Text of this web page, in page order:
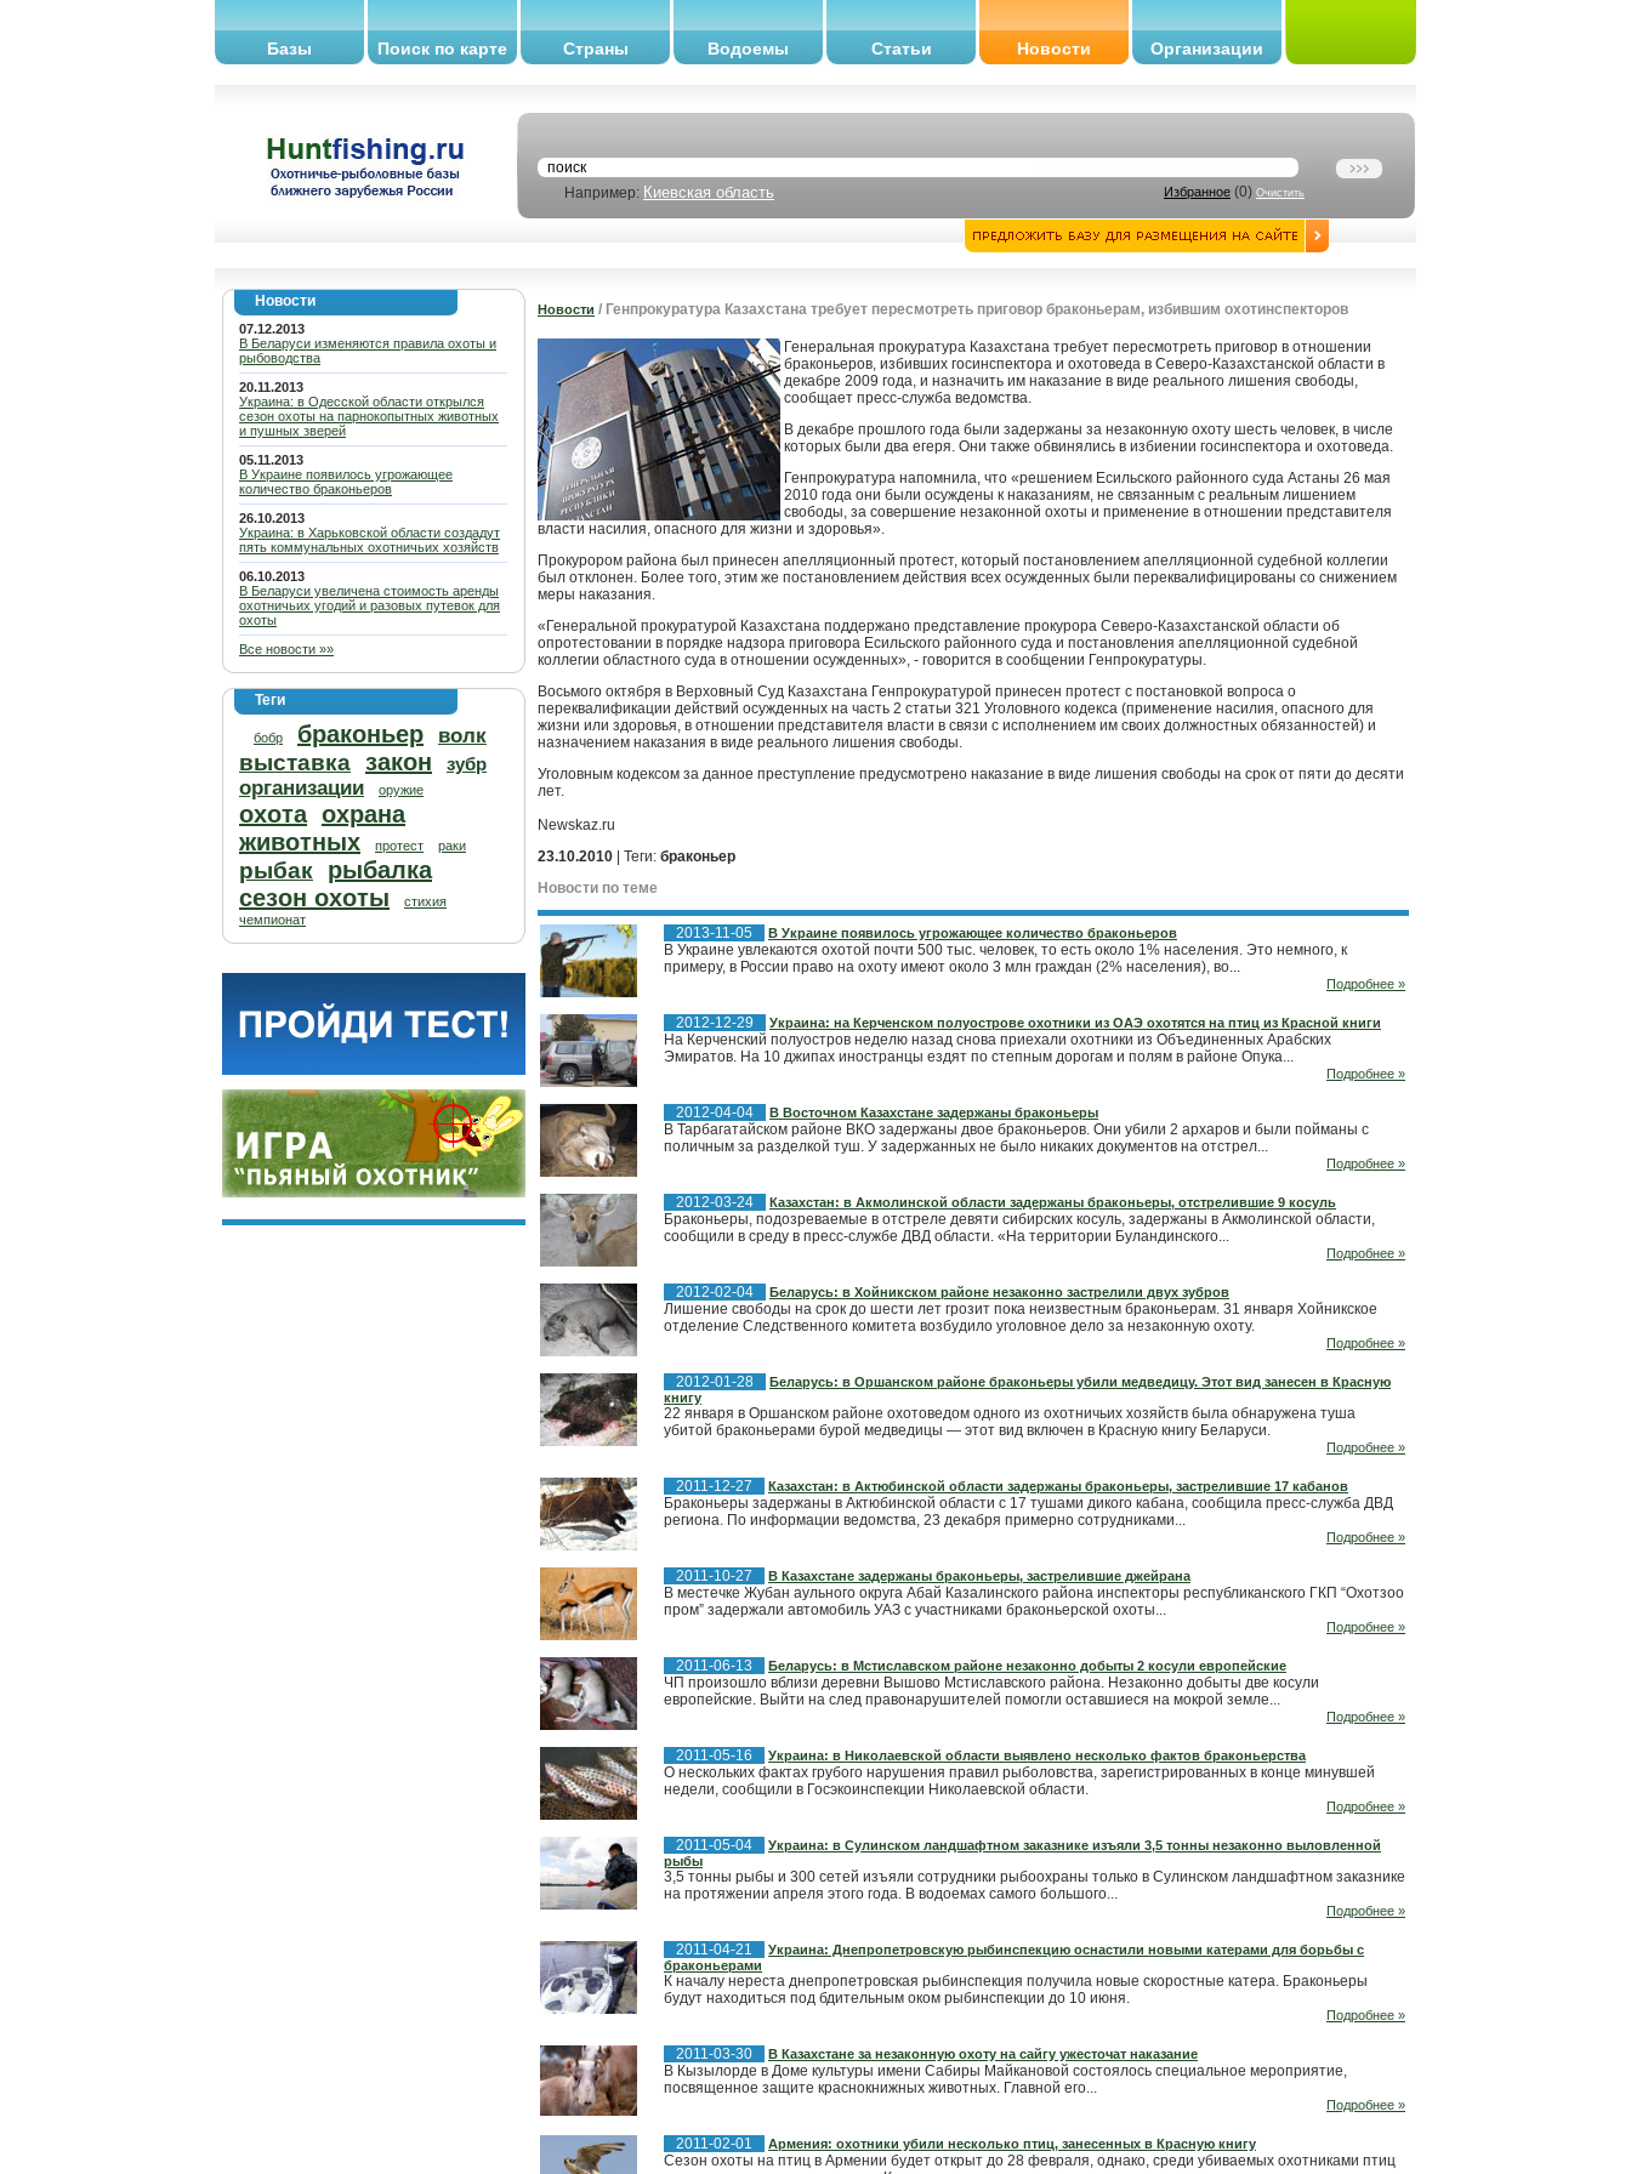
Базы Поиск по карте Страны Водоемы Статьи Новости Организации
Например: Киевская область Избранное (0) Очистить
Новости
07.12.2013
В Беларуси изменяются правила охоты и
рыбоводства
20.11.2013
Украина: в Одесской области открылся
сезон охоты на парнокопытных животных
и пушных зверей
05.11.2013
В Украине появилось угрожающее
количество браконьеров
26.10.2013
Украина: в Харьковской области создадут
пять коммунальных охотничьих хозяйств
06.10.2013
В Беларуси увеличена стоимость аренды
охотничьих угодий и разовых путевок для
охоты
Все новости »»
Теги
бобр браконьер волк
выставка закон зубр
организации оружие
охота охрана
животных
протест раки
рыбак
рыбалка
сезон охоты
стихия
чемпионат
Новости / Генпрокуратура Казахстана требует пересмотреть приговор браконьерам, избившим охотинспекторов
Генеральная прокуратура Казахстана требует пересмотреть приговор в отношении
браконьеров, избивших госинспектора и охотоведа в Северо-Казахстанской области в
декабре 2009 года, и назначить им наказание в виде реального лишения свободы,
сообщает пресс-служба ведомства.
В декабре прошлого года были задержаны за незаконную охоту шесть человек, в числе
которых были два егеря. Они также обвинялись в избиении госинспектора и охотоведа.
Генпрокуратура напомнила, что «решением Есильского районного суда Астаны 26 мая
2010 года они были осуждены к наказаниям, не связанным с реальным лишением
свободы, за совершение незаконной охоты и применение в отношении представителя
власти насилия, опасного для жизни и здоровья».
Прокурором района был принесен апелляционный протест, который постановлением апелляционной судебной коллегии
был отклонен. Более того, этим же постановлением действия всех осужденных были переквалифицированы со снижением
меры наказания.
«Генеральной прокуратурой Казахстана поддержано представление прокурора Северо-Казахстанской области об
опротестовании в порядке надзора приговора Есильского районного суда и постановления апелляционной судебной
коллегии областного суда в отношении осужденных», - говорится в сообщении Генпрокуратуры.
Восьмого октября в Верховный Суд Казахстана Генпрокуратурой принесен протест с постановкой вопроса о
переквалификации действий осужденных на часть 2 статьи 321 Уголовного кодекса (применение насилия, опасного для
жизни или здоровья, в отношении представителя власти в связи с исполнением им своих должностных обязанностей) и
назначением наказания в виде реального лишения свободы.
Уголовным кодексом за данное преступление предусмотрено наказание в виде лишения свободы на срок от пяти до десяти
лет.
Newskaz.ru
23.10.2010 | Теги: браконьер
Новости по теме
2013-11-05 В Украине появилось угрожающее количество браконьеров
В Украине увлекаются охотой почти 500 тыс. человек, то есть около 1% населения. Это немного, к
примеру, в России право на охоту имеют около 3 млн граждан (2% населения), во...
Подробнее »
2012-12-29 Украина: на Керченском полуострове охотники из ОАЭ охотятся на птиц из Красной книги
На Керченский полуостров неделю назад снова приехали охотники из Объединенных Арабских
Эмиратов. На 10 джипах иностранцы ездят по степным дорогам и полям в районе Опука...
Подробнее »
2012-04-04 В Восточном Казахстане задержаны браконьеры
В Тарбагатайском районе ВКО задержаны двое браконьеров. Они убили 2 архаров и были пойманы с
поличным за разделкой туш. У задержанных не было никаких документов на отстрел...
Подробнее »
2012-03-24 Казахстан: в Акмолинской области задержаны браконьеры, отстрелившие 9 косуль
Браконьеры, подозреваемые в отстреле девяти сибирских косуль, задержаны в Акмолинской области,
сообщили в среду в пресс-службе ДВД области. «На территории Буландинского...
Подробнее »
2012-02-04 Беларусь: в Хойникском районе незаконно застрелили двух зубров
Лишение свободы на срок до шести лет грозит пока неизвестным браконьерам. 31 января Хойникское
отделение Следственного комитета возбудило уголовное дело за незаконную охоту.
Подробнее »
2012-01-28
Беларусь: в Оршанском районе браконьеры убили медведицу. Этот вид занесен в Красную
книгу
22 января в Оршанском районе охотоведом одного из охотничьих хозяйств была обнаружена туша
убитой браконьерами бурой медведицы — этот вид включен в Красную книгу Беларуси.
Подробнее »
2011-12-27 Казахстан: в Актюбинской области задержаны браконьеры, застрелившие 17 кабанов
Браконьеры задержаны в Актюбинской области с 17 тушами дикого кабана, сообщила пресс-служба ДВД
региона. По информации ведомства, 23 декабря примерно сотрудниками...
Подробнее »
2011-10-27 В Казахстане задержаны браконьеры, застрелившие джейрана
В местечке Жубан аульного округа Абай Казалинского района инспекторы республиканского ГКП “Охотзоо
пром” задержали автомобиль УАЗ с участниками браконьерской охоты...
Подробнее »
2011-06-13 Беларусь: в Мстиславском районе незаконно добыты 2 косули европейские
ЧП произошло вблизи деревни Вышово Мстиславского района. Незаконно добыты две косули
европейские. Выйти на след правонарушителей помогли оставшиеся на мокрой земле...
Подробнее »
2011-05-16 Украина: в Николаевской области выявлено несколько фактов браконьерства
О нескольких фактах грубого нарушения правил рыболовства, зарегистрированных в конце минувшей
недели, сообщили в Госэкоинспекции Николаевской области.
Подробнее »
2011-05-04
Украина: в Сулинском ландшафтном заказнике изъяли 3,5 тонны незаконно выловленной
рыбы
3,5 тонны рыбы и 300 сетей изъяли сотрудники рыбоохраны только в Сулинском ландшафтном заказнике
на протяжении апреля этого года. В водоемах самого большого...
Подробнее »
2011-04-21
Украина: Днепропетровскую рыбинспекцию оснастили новыми катерами для борьбы с
браконьерами
К началу нереста днепропетровская рыбинспекция получила новые скоростные катера. Браконьеры
будут находиться под бдительным оком рыбинспекции до 10 июня.
Подробнее »
2011-03-30 В Казахстане за незаконную охоту на сайгу ужесточат наказание
В Кызылорде в Доме культуры имени Сабиры Майкановой состоялось специальное мероприятие,
посвященное защите краснокнижных животных. Главной его...
Подробнее »
2011-02-01 Армения: охотники убили несколько птиц, занесенных в Красную книгу
Сезон охоты на птиц в Армении будет открыт до 28 февраля, однако, среди убиваемых охотниками птиц